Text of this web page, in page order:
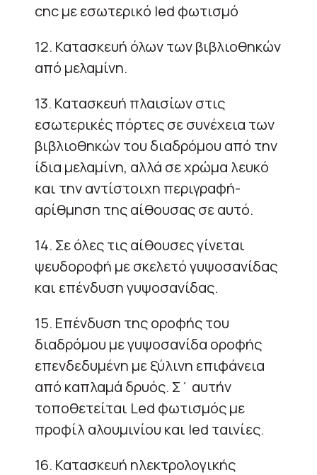
cnc με εσωτερικό led φωτισμό
12. Κατασκευή όλων των βιβλιοθηκών
από μελαμίνη.
13. Κατασκευή πλαισίων στις
εσωτερικές πόρτες σε συνέχεια των
βιβλιοθηκών του διαδρόμου από την
ίδια μελαμίνη, αλλά σε χρώμα λευκό
και την αντίστοιχη περιγραφή-
αρίθμηση της αίθουσας σε αυτό.
14. Σε όλες τις αίθουσες γίνεται
ψευδοροφή με σκελετό γυψοσανίδας
και επένδυση γυψοσανίδας.
15. Επένδυση της οροφής του
διαδρόμου με γυψοσανίδα οροφής
επενδεδυμένη με ξύλινη επιφάνεια
από καπλαμά δρυός. Σ΄ αυτήν
τοποθετείται Led φωτισμός με
προφίλ αλουμινίου και led ταινίες.
16. Κατασκευή ηλεκτρολογικής